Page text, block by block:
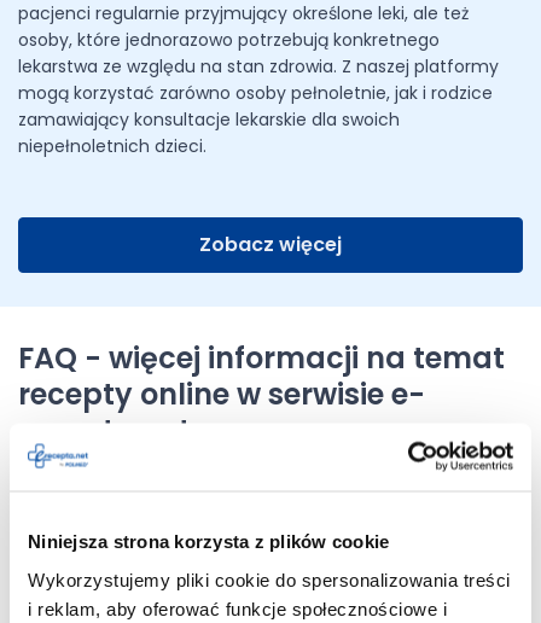
Niniejsza strona korzysta z plików cookie
Wykorzystujemy pliki cookie do spersonalizowania treści
i reklam, aby oferować funkcje społecznościowe i
pacjenci regularnie przyjmujący określone leki, ale też
osoby, które jednorazowo potrzebują konkretnego
lekarstwa ze względu na stan zdrowia. Z naszej platformy
mogą korzystać zarówno osoby pełnoletnie, jak i rodzice
zamawiający konsultacje lekarskie dla swoich
niepełnoletnich dzieci.
Zobacz więcej
FAQ - więcej informacji na temat
recepty online w serwisie e-
recepta.net
korzystaniem z serwisu e-recepta.net. Jeśli nie znajdujesz
interesujących Cię tematów, nie wahaj się z nami
skontaktować.